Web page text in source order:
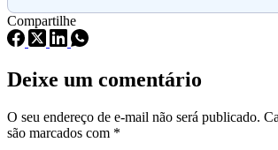
Compartilhe
Deixe um comentário
O seu endereço de e-mail não será publicado.
são marcados com *